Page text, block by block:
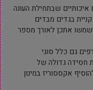
איכותיים שבתחילת העונה
בגדים מבדים
אתכן לאורך מספר
גם כלל סוגי
חסידה גדולה של
אקססוריז במינון